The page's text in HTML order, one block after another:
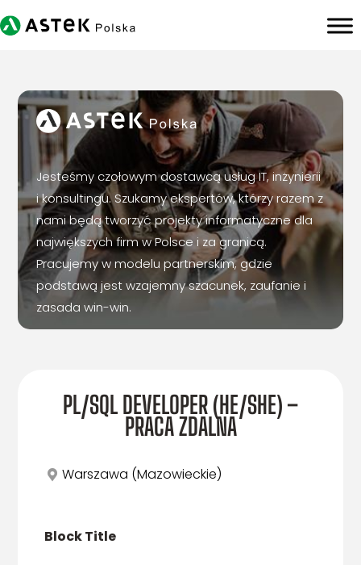
Jesteśmy czołowym dostawcą usług IT, inżynierii
i konsultingu. Szukamy ekspertów, którzy razem z
nami będą tworzyć projekty informatyczne dla
największych firm w Polsce i za granicą.
Pracujemy w modelu partnerskim, gdzie
podstawą jest wzajemny szacunek, zaufanie i
zasada win-win.
PL/SQL DEVELOPER (HE/SHE) –
PRACA ZDALNA
Warszawa (Mazowieckie)
Block Title